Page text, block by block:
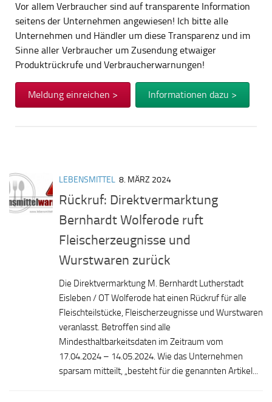
Vor allem Verbraucher sind auf transparente Information
seitens der Unternehmen angewiesen! Ich bitte alle
Unternehmen und Händler um diese Transparenz und im
Sinne aller Verbraucher um Zusendung etwaiger
Produktrückrufe und Verbraucherwarnungen!
Meldung einreichen > Informationen dazu >
LEBENSMITTEL 8. MÄRZ 2024
Rückruf: Direktvermarktung
Bernhardt Wolferode ruft
Fleischerzeugnisse und
Wurstwaren zurück
Die Direktvermarktung M. Bernhardt Lutherstadt
Eisleben / OT Wolferode hat einen Rückruf für alle
Fleischteilstücke, Fleischerzeugnisse und Wurstwaren
veranlasst. Betroffen sind alle
Mindesthaltbarkeitsdaten im Zeitraum vom
17.04.2024 – 14.05.2024. Wie das Unternehmen
sparsam mitteilt, „besteht für die genannten Artikel...